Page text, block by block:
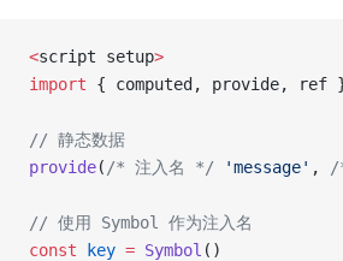
<script setup>
import { computed, provide, ref
// 静态数据
provide( /* 注入名 */ 'message' , /
// 使用 Symbol 作为注入名
const key = Symbol ()